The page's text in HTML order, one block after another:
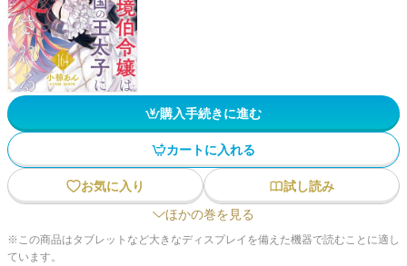
購入手続きに進む
カートに入れる
お気に入り
試し読み
ほかの巻を見る
※この商品はタブレットなど大きなディスプレイを備えた機器で読むことに適し
ています。